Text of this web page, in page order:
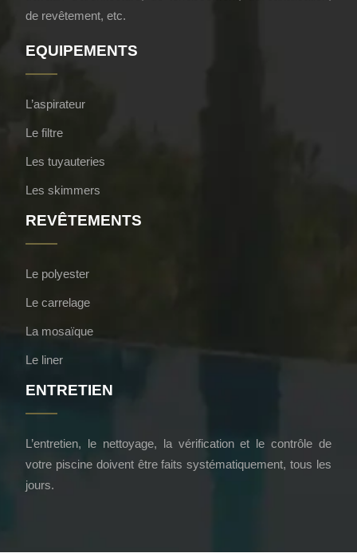
de revêtement, etc.
EQUIPEMENTS
L’aspirateur
Le filtre
Les tuyauteries
Les skimmers
REVÊTEMENTS
Le polyester
Le carrelage
La mosaïque
Le liner
ENTRETIEN
L’entretien, le nettoyage, la vérification et le contrôle de
votre piscine doivent être faits systématiquement, tous les
jours.